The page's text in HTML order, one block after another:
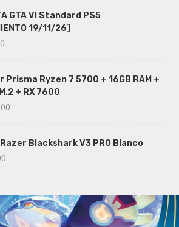
GTA VI Standard PS5
19/11/26]
Prisma Ryzen 7 5700 + 16GB RAM +
+ RX 7600
Blackshark V3 PRO Blanco